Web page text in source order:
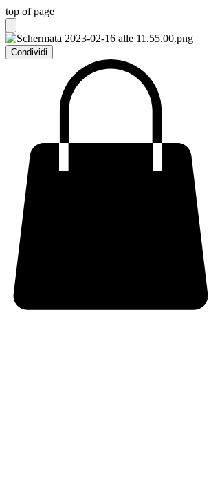
top of page
Condividi